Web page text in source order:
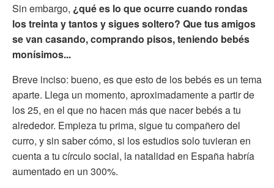
Sin embargo, ¿qué es lo que ocurre cuando rondas
los treinta y tantos y sigues soltero? Que tus amigos
se van casando, comprando pisos, teniendo bebés
monísimos...
Breve inciso: bueno, es que esto de los bebés es un tema
aparte. Llega un momento, aproximadamente a partir de
los 25, en el que no hacen más que nacer bebés a tu
alrededor. Empieza tu prima, sigue tu compañero del
curro, y sin saber cómo, si los estudios solo tuvieran en
cuenta a tu círculo social, la natalidad en España habría
aumentado en un 300%.